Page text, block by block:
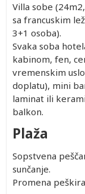
Villa sobe
sa francuskim
3+1 osoba).
Svaka soba
kabinom, fen,
vremenskim
doplatu), mini
laminat ili
balkon.
Plaža
Sopstvena
sunčanje.
Promena